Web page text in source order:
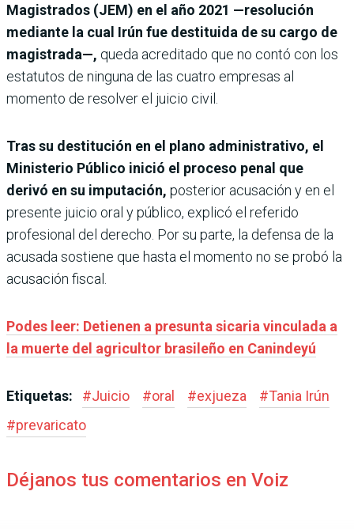
Magistrados (JEM) en el año 2021 —resolución
mediante la cual Irún fue destituida de su cargo de
magistrada—, queda acreditado que no contó con los
estatutos de ninguna de las cuatro empresas al
momento de resolver el juicio civil.
Tras su destitución en el plano administrativo, el
Ministerio Público inició el proceso penal que
derivó en su imputación, posterior acusación y en el
presente juicio oral y público, explicó el referido
profesional del derecho. Por su parte, la defensa de la
acusada sostiene que hasta el momento no se probó la
acusación fiscal.
Podes leer: Detienen a presunta sicaria vinculada a
la muerte del agricultor brasileño en Canindeyú
Etiquetas: #Juicio #oral #exjueza #Tania Irún
#prevaricato
Déjanos tus comentarios en Voiz